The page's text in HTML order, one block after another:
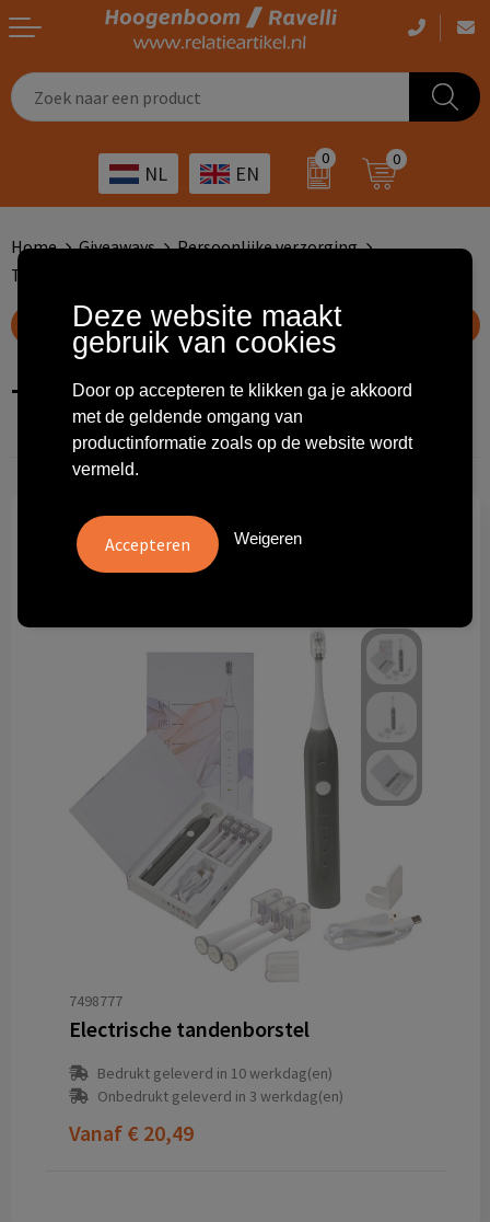
NL EN
0 0
Giveaways
Outdoor
Tassen
Office
Schrijfwaren
Technologie & gadgets
Themageschenken
Werkkleding
Sportkleding
Outdoor artikelen bedrukken
Giveaways bedrukken
Transport
Horeca
Kunst & cultuur
Kinderopvang
Landbouw
Home Giveaways
Persoonlijke verzorging
Tandenborstels
Toon filteropties
Tandenborstels
7498777
Electrische tandenborstel
Bedrukt geleverd in 10 werkdag(en)
Onbedrukt geleverd in 3 werkdag(en)
Vanaf € 20,49
Deze website maakt
gebruik van cookies
Door op accepteren te klikken ga je akkoord
met de geldende omgang van
productinformatie zoals op de website wordt
vermeld.
Weigeren